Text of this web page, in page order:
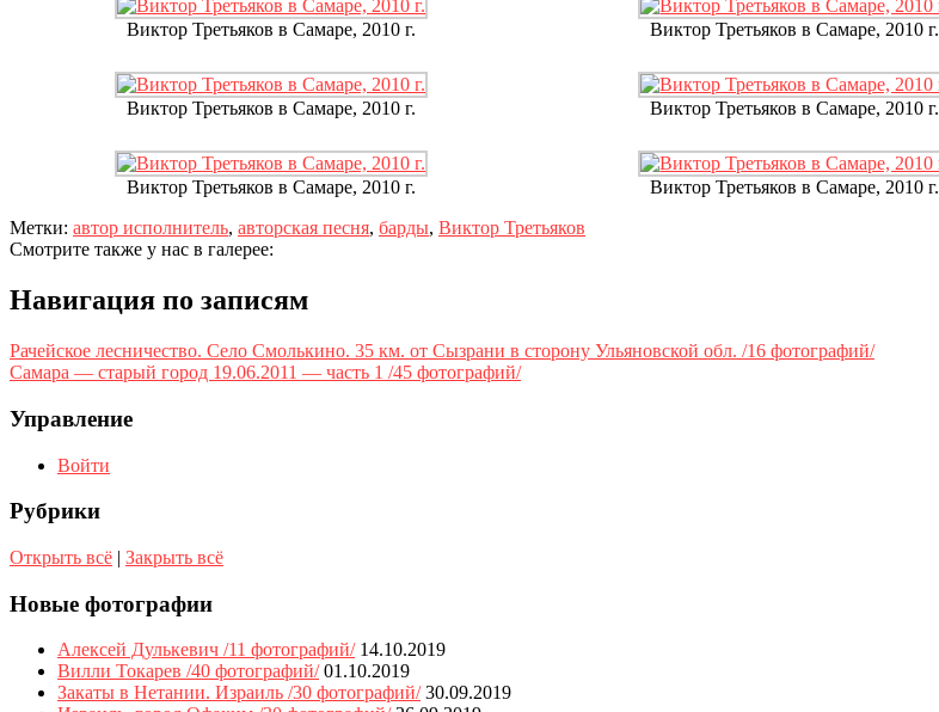
Виктор Третьяков в Самаре, 2010 г. Виктор Третьяков в Самаре, 2010 г.
Виктор Третьяков в Самаре, 2010 г. Виктор Третьяков в Самаре, 2010 г.
Виктор Третьяков в Самаре, 2010 г.
Виктор Третьяков в Самаре, 2010 г.
Метки: автор исполнитель, авторская песня, барды, Виктор Третьяков
Смотрите также у нас в галерее:
Навигация по записям
Рачейское лесничество. Село Смолькино. 35 км. от Сызрани в сторону Ульяновской обл. /16 фотографий/
Самара — старый город 19.06.2011 — часть 1 /45 фотографий/
Управление
Войти
Рубрики
Открыть всё | Закрыть всё
Новые фотографии
Алексей Дулькевич /11 фотографий/ 14.10.2019
Вилли Токарев /40 фотографий/ 01.10.2019
Закаты в Нетании. Израиль /30 фотографий/ 30.09.2019